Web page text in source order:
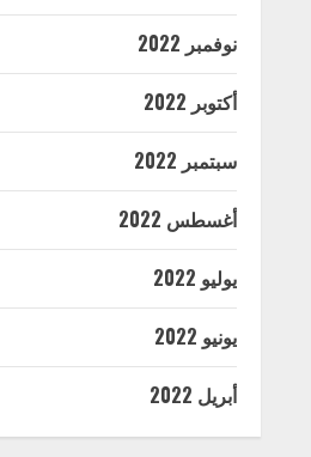
نوفمبر 2022
أكتوبر 2022
سبتمبر 2022
أغسطس 2022
يوليو 2022
يونيو 2022
أبريل 2022